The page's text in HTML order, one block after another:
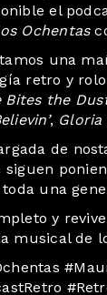
el
Ochentas
una
retro y
Bites the
, Gloria
de
siguen
toda una
y
musical de